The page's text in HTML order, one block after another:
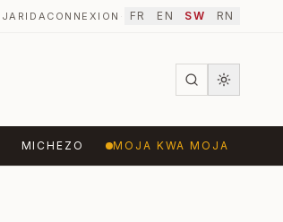
JARIDA CONNEXION · FR EN SW RN
MICHEZO MOJA KWA MOJA